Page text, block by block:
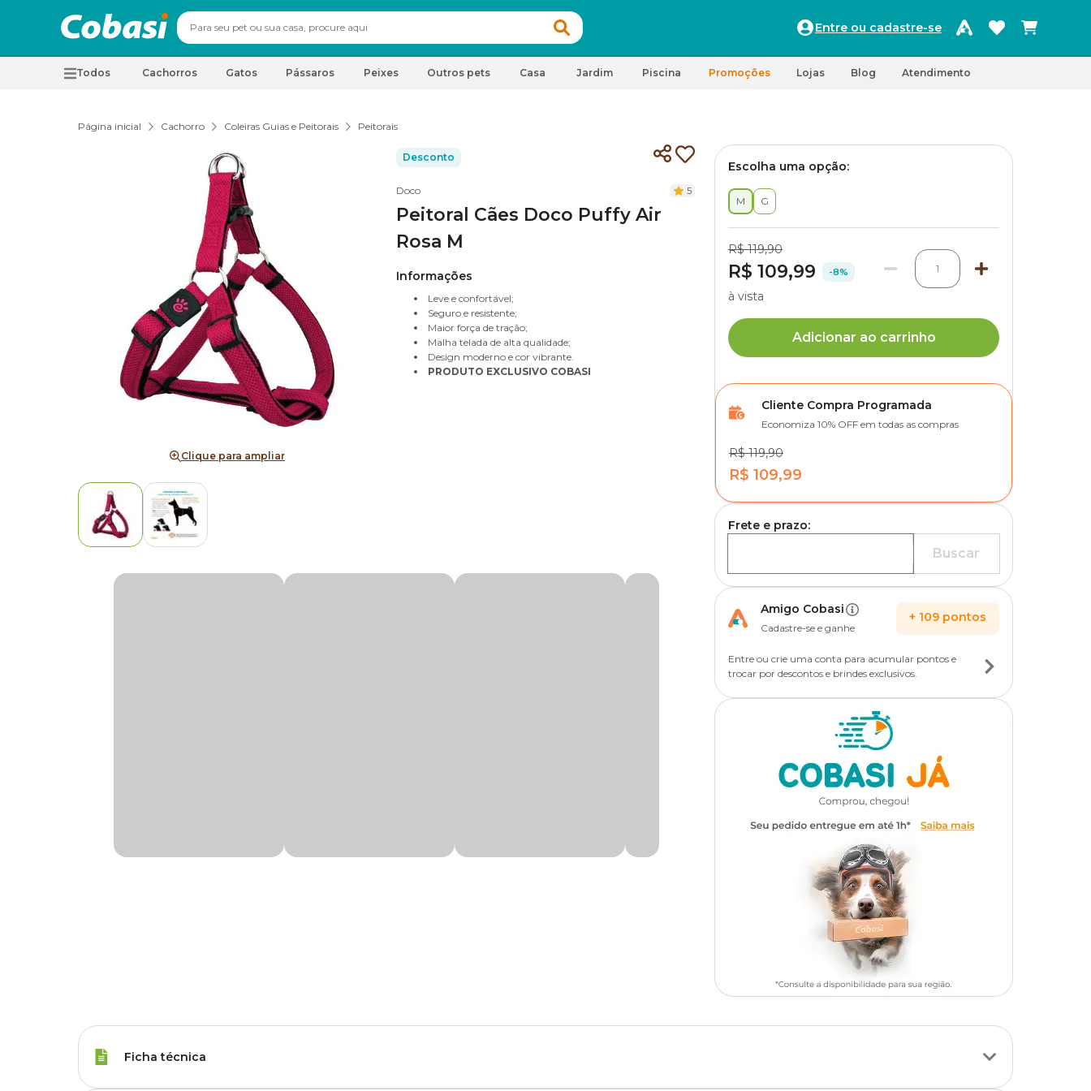
Entre ou cadastre-se
Todos Cachorros Gatos Pássaros Peixes Outros pets Casa Jardim Piscina Promoções Lojas Blog Atendimento
Página inicial Cachorro Coleiras Guias e Peitorais Peitorais
Clique para ampliar
Desconto
Doco 5
Peitoral Cães Doco Puffy Air
Rosa M
Informações
Leve e confortável;
Seguro e resistente;
Maior força de tração;
Malha telada de alta qualidade;
Design moderno e cor vibrante.
PRODUTO EXCLUSIVO COBASI
Escolha uma opção:
M G
R$ 119,90
R$ 109,99 -8% 1
à vista
Adicionar ao carrinho
Cliente Compra Programada
Economiza 10% OFF em todas as compras
R$ 119,90
R$ 109,99
Frete e prazo:
Buscar
Amigo Cobasi
Cadastre-se e ganhe
+ 109 pontos
Entre ou crie uma conta para acumular pontos e
trocar por descontos e brindes exclusivos.
Ficha técnica